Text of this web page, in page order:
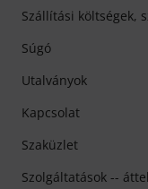
Szállítási költségek,
Súgó
Utalványok
Kapcsolat
Szaküzlet
Szolgáltatások --